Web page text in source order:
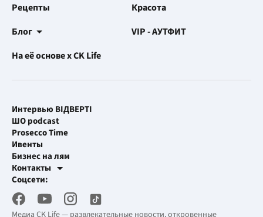
Рецепты
Красота
Блог
VIP - АУТФИТ
На её основе x CK Life
Интервью ВІДВЕРТІ
ШО podcast
Prosecco Time
Ивенты
Бизнес на лям
Контакты
Рекламные интеграции
Рабочая почта
Соцсети: